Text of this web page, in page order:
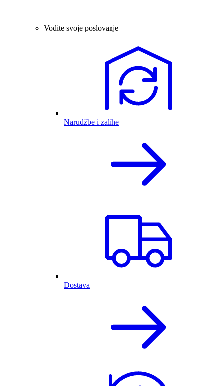
Vodite svoje poslovanje
Narudžbe i zalihe
Dostava